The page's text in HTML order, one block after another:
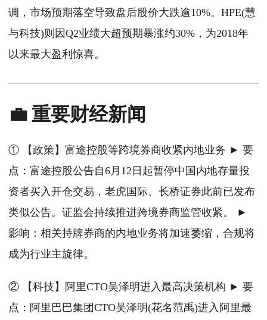
调，市场预期落空导致盘后股价大跌逾10%。HPE(慧
与科技)则因Q2业绩大超预期暴涨约30%，为2018年
以来最大盈利惊喜。
💼 重要财经新闻
① 【政策】富途控股等跨境券商收紧内地业务 ► 要
点：富途控股公告自6月12日起暂停中国内地存量投
资者买入开仓交易，老虎国际、长桥证券此前已发布
类似公告。证监会持续推进跨境券商监管收紧。 ►
影响：相关持牌券商的内地业务将加速萎缩，合规将
成为行业主旋律。
② 【科技】阿里CTO吴泽明进入最高决策机构 ► 要
点：阿里巴巴集团CTO吴泽明(花名范禹)进入阿里最